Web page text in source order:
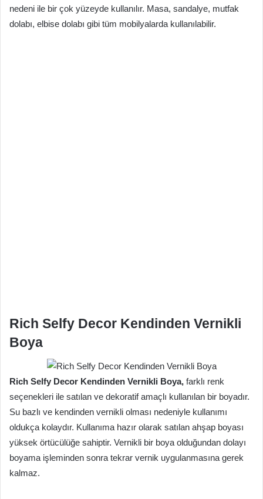
nedeni ile bir çok yüzeyde kullanılır. Masa, sandalye, mutfak
dolabı, elbise dolabı gibi tüm mobilyalarda kullanılabilir.
Rich Selfy Decor Kendinden Vernikli
Boya
Rich Selfy Decor Kendinden Vernikli Boya, farklı renk
seçenekleri ile satılan ve dekoratif amaçlı kullanılan bir boyadır.
Su bazlı ve kendinden vernikli olması nedeniyle kullanımı
oldukça kolaydır. Kullanıma hazır olarak satılan ahşap boyası
yüksek örtücülüğe sahiptir. Vernikli bir boya olduğundan dolayı
boyama işleminden sonra tekrar vernik uygulanmasına gerek
kalmaz.